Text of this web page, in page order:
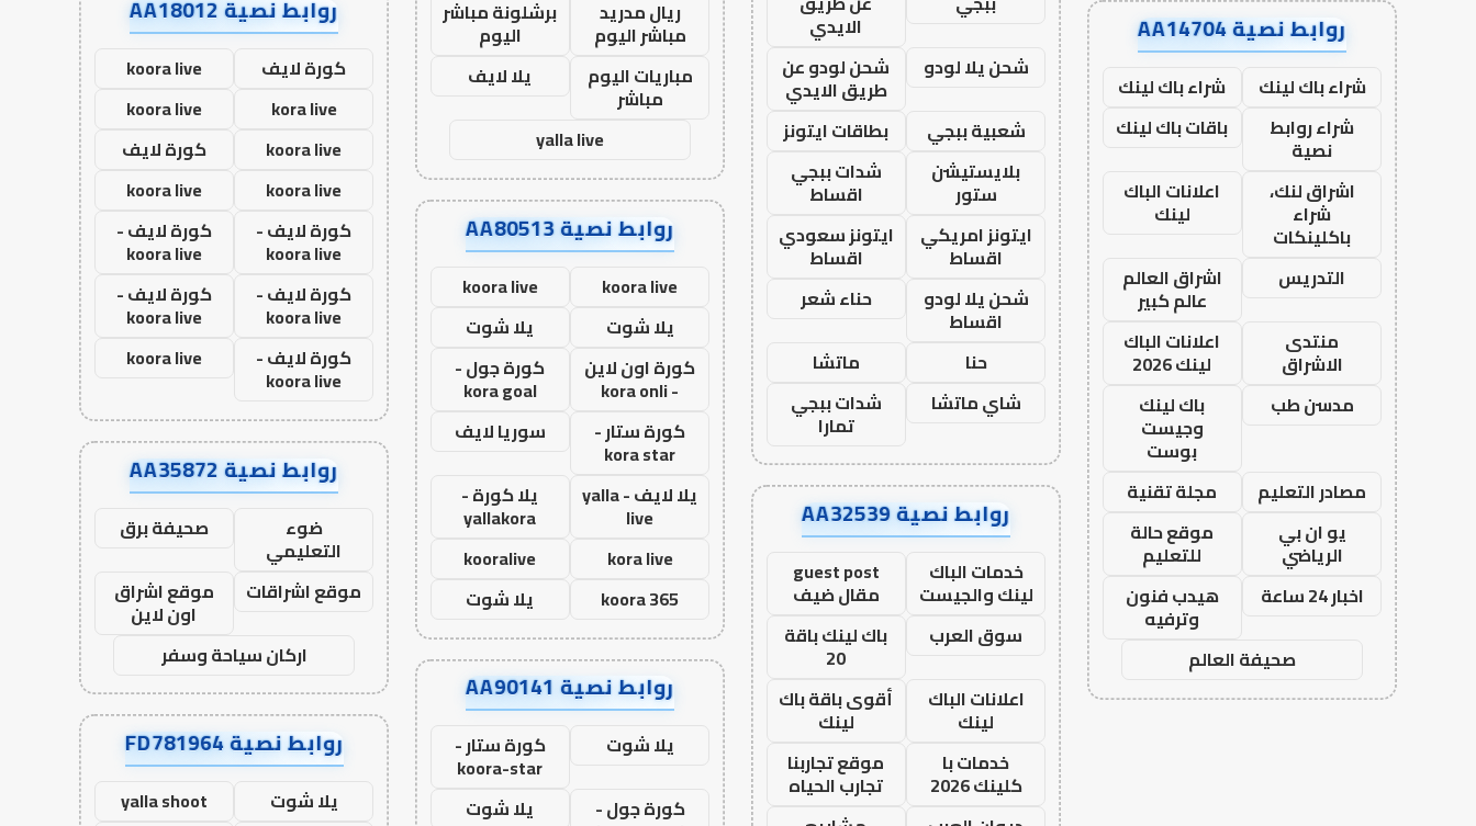
روابط نصية AA14704
شراء باك لينك
شراء باك لينك
شراء روابط
نصية
باقات باك لينك
اشراق لنك،
شراء
باكلينكات
اعلانات الباك
لينك
التدريس
اشراق العالم
عالم كبير
منتدى
الاشراق
اعلانات الباك
لينك 2026
مدسن طب
باك لينك
وجيست
بوست
مصادر التعليم
مجلة تقنية
يو ان بي
الرياضي
موقع حالة
للتعليم
اخبار 24 ساعة
هيدب فنون
وترفيه
صحيفة العالم
الايدي
شحن يلا لودو
شحن لودو عن
طريق الايدي
شعبية ببجي
بطاقات ايتونز
بلايستيشن
ستور
شدات ببجي
اقساط
ايتونز امريكي
اقساط
ايتونز سعودي
اقساط
شحن يلا لودو
اقساط
حناء شعر
حنا
ماتشا
شاي ماتشا
شدات ببجي
تمارا
روابط نصية AA32539
خدمات الباك
لينك والجيست
guest post
مقال ضيف
سوق العرب
باك لينك باقة
20
اعلانات الباك
لينك
أقوى باقة باك
لينك
خدمات با
كلينك 2026
موقع تجاربنا
تجارب الحياه
ريال مدريد
مباشر اليوم
برشلونة مباشر
اليوم
مباريات اليوم
مباشر
يلا لايف
yalla live
روابط نصية AA80513
koora live
koora live
يلا شوت
يلا شوت
كورة اون لاين
- kora onli
كورة جول -
kora goal
كورة ستار -
kora star
سوريا لايف
يلا لايف - yalla
live
يلا كورة -
yallakora
kora live
kooralive
koora 365
يلا شوت
روابط نصية AA90141
يلا شوت كورة ستار -
koora-star
كورة جول -
يلا شوت
روابط نصية AA18012
كورة لايف
koora live
kora live
koora live
koora live
كورة لايف
koora live
koora live
كورة لايف -
koora live
كورة لايف -
koora live
كورة لايف -
koora live
كورة لايف -
koora live
كورة لايف -
koora live
koora live
روابط نصية AA35872
ضوء
التعليمي
صحيفة برق
موقع اشراقات
موقع اشراق
اون لاين
اركان سياحة وسفر
روابط نصية FD781964
يلا شوت
yalla shoot